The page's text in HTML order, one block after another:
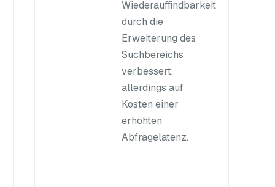
Wiederauffindbarkeit
durch die
Erweiterung des
Suchbereichs
verbessert,
allerdings auf
Kosten einer
erhöhten
Abfragelatenz.